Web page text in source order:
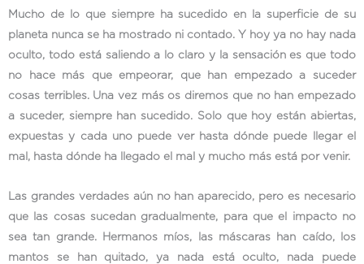
Mucho de lo que siempre ha sucedido en la superficie de su
planeta nunca se ha mostrado ni contado. Y hoy ya no hay nada
oculto, todo está saliendo a lo claro y la sensación es que todo
no hace más que empeorar, que han empezado a suceder
cosas terribles. Una vez más os diremos que no han empezado
a suceder, siempre han sucedido. Solo que hoy están abiertas,
expuestas y cada uno puede ver hasta dónde puede llegar el
mal, hasta dónde ha llegado el mal y mucho más está por venir.
Las grandes verdades aún no han aparecido, pero es necesario
que las cosas sucedan gradualmente, para que el impacto no
sea tan grande. Hermanos míos, las máscaras han caído, los
mantos se han quitado, ya nada está oculto, nada puede